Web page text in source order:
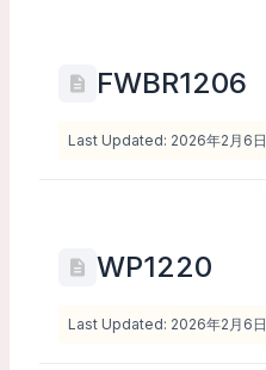
FWBR1206
Last Updated: 2026年2月6日
WP1220
Last Updated: 2026年2月6日